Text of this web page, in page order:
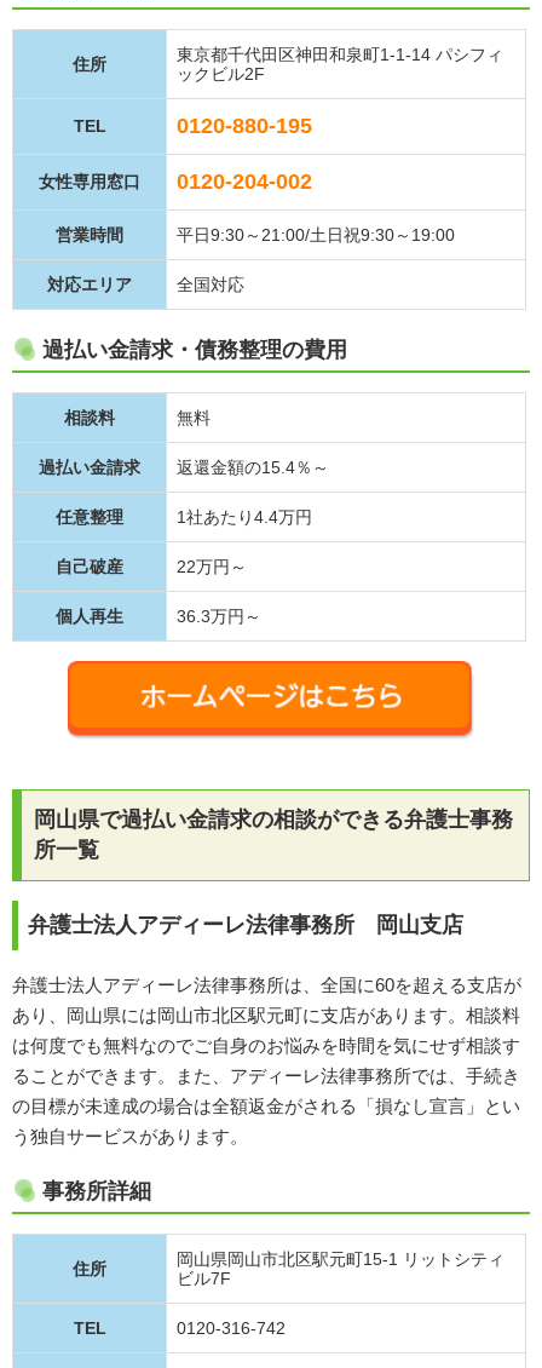
住所
東京都千代田区神田和泉町1-1-14 パシフィ
ックビル2F
TEL 0120-880-195
女性専用窓口 0120-204-002
営業時間 平日9:30～21:00/土日祝9:30～19:00
対応エリア 全国対応
過払い金請求・債務整理の費用
相談料 無料
過払い金請求 返還金額の15.4％～
任意整理 1社あたり4.4万円
自己破産 22万円～
個人再生 36.3万円～
岡山県で過払い金請求の相談ができる弁護士事務
所一覧
弁護士法人アディーレ法律事務所 岡山支店
弁護士法人アディーレ法律事務所は、全国に60を超える支店が
あり、岡山県には岡山市北区駅元町に支店があります。相談料
は何度でも無料なのでご自身のお悩みを時間を気にせず相談す
ることができます。また、アディーレ法律事務所では、手続き
の目標が未達成の場合は全額返金がされる「損なし宣言」とい
う独自サービスがあります。
事務所詳細
住所
岡山県岡山市北区駅元町15-1 リットシティ
ビル7F
TEL 0120-316-742